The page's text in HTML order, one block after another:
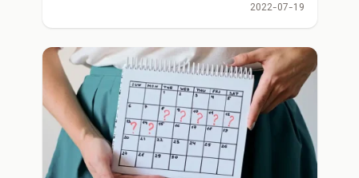
2022-07-19